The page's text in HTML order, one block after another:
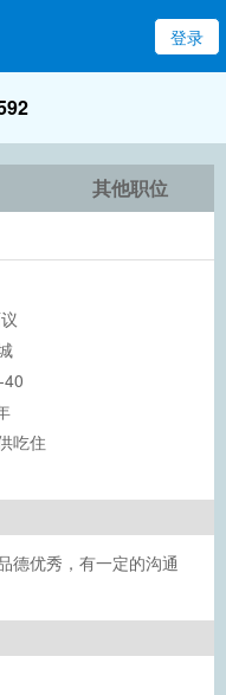
登录
其他职位
40
吃住
德优秀，有一定的沟通